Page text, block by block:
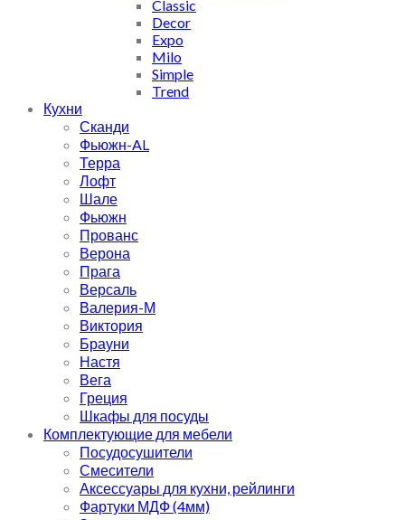
Classic
Decor
Expo
Milo
Simple
Trend
Кухни
Сканди
Фьюжн-AL
Терра
Лофт
Шале
Фьюжн
Прованс
Верона
Прага
Версаль
Валерия-М
Виктория
Брауни
Настя
Вега
Греция
Шкафы для посуды
Комплектующие для мебели
Посудосушители
Смесители
Аксессуары для кухни, рейлинги
Фартуки МДФ (4мм)